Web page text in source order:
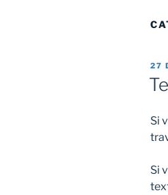
A
27
Si
Si